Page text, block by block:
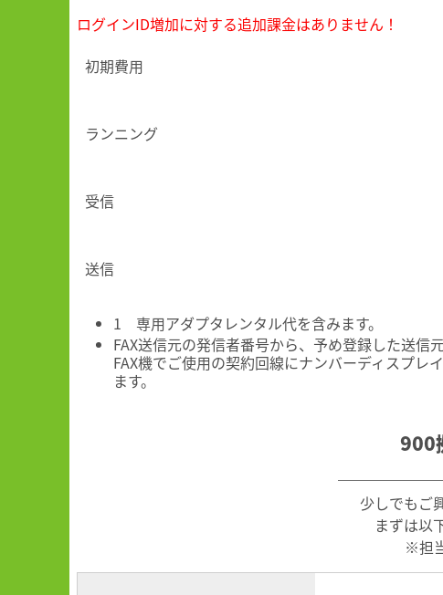
ログインID増加に対する追加課金はありません！
初期費用
ランニング
受信
送信
1 専用アダプタレンタル代を含みます。
FAX送信元の発信者番号から、予め登録した送
FAX機でご使用の契約回線にナンバーディスプ
ます。
900
少しでもご
まずは以
※担